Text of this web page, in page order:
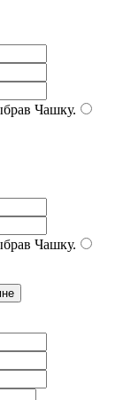
Чашку.
Чашку.